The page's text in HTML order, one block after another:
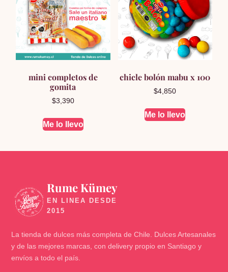
mini completos de
gomita
$3,390
Me lo llevo
chicle bolón mabu x 100
$4,850
Me lo llevo
🍬
Rume Kümey
La tienda de dulces más completa de Chile. Dulces Artesanales
y de las mejores marcas, con delivery propio en Santiago y
envíos a todo el país.